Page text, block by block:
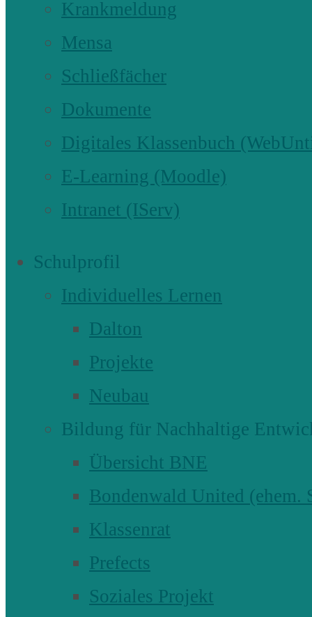
Krankmeldung
Mensa
Schließfächer
Dokumente
Digitales Klassenbuch
E-Learning (Moodle)
Intranet (IServ)
Schulprofil
Individuelles Lernen
Dalton
Projekte
Neubau
Bildung für Nachhaltige
Übersicht BNE
Bondenwald United (ehem.
Klassenrat
Prefects
Soziales Projekt